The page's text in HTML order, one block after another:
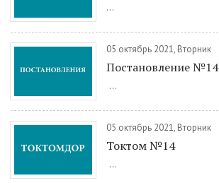
...
05 октябрь 2021, Вторник
Постановление №14
...
05 октябрь 2021, Вторник
Токтом №14
...